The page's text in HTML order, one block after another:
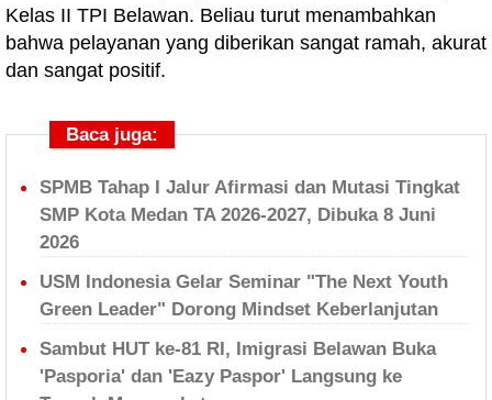
Kelas II TPI Belawan. Beliau turut menambahkan
bahwa pelayanan yang diberikan sangat ramah, akurat
dan sangat positif.
Baca juga:
SPMB Tahap I Jalur Afirmasi dan Mutasi Tingkat
SMP Kota Medan TA 2026-2027, Dibuka 8 Juni
2026
USM Indonesia Gelar Seminar "The Next Youth
Green Leader" Dorong Mindset Keberlanjutan
Sambut HUT ke-81 RI, Imigrasi Belawan Buka
'Pasporia' dan 'Eazy Paspor' Langsung ke